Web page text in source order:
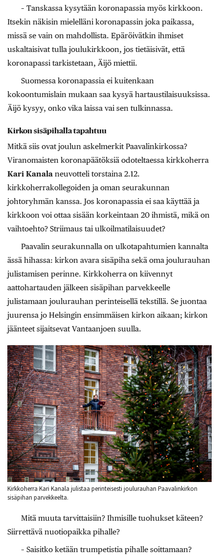
– Tanskassa kysytään koronapassia myös kirkkoon.
Itsekin näkisin mielelläni koronapassin joka paikassa,
missä se vain on mahdollista. Epäröivätkin ihmiset
uskaltaisivat tulla joulukirkkoon, jos tietäisivät, että
koronapassi tarkistetaan, ­Äijö miettii.
Suomessa koronapassia ei kuitenkaan
kokoontumislain mukaan saa kysyä hartaustilaisuuksissa.
Äijö kysyy, onko vika laissa vai sen tulkin­nassa.
Kirkon sisäpihalla tapahtuu
Mitkä siis ovat joulun askelmerkit Paavalinkirkossa?
Viranomaisten koronapäätöksiä odotel­taes­sa kirkkoherra
Kari Kanala neuvotteli torstaina 2.12.
kirkkoherrakollegoiden ja oman seurakunnan
johtoryhmän kanssa. Jos koronapassia ei saa käyttää ja
kirkkoon voi ottaa sisään korkeintaan 20 ihmistä, mikä on
vaihtoehto? Striimaus tai ulkoilma­tilaisuudet?
Paavalin seurakunnalla on ulkotapahtumien kannalta
ässä hihassa: kirkon avara sisäpiha sekä oma joulurauhan
julistamisen perinne. Kirkkoherra on kiivennyt
aattohartauden jälkeen sisäpihan parvekkeelle
julistamaan joulurauhan perinteisellä tekstillä. Se juontaa
juurensa jo Helsingin ensimmäisen kirkon aikaan; kirkon
jäänteet sijaitsevat Vantaanjoen suulla.
Kirkkoherra Kari Kanala julistaa perinteisesti joulurauhan Paavalinkirkon
sisäpihan parvekkeelta.
Mitä muuta tarvittaisiin? Ihmisille tuohukset käteen?
Siirrettävä nuotiopaikka pihalle?
– Saisitko ketään trumpetistia pihalle soittamaan?